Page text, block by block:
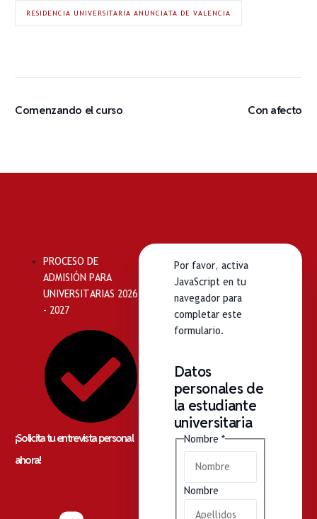
RESIDENCIA UNIVERSITARIA ANUNCIATA DE VALENCIA
Comenzando el curso Con afecto
PROCESO DE
ADMISIÓN PARA
UNIVERSITARIAS 2026
- 2027
¡Solicita tu entrevista personal
ahora!
Por favor, activa
JavaScript en tu
navegador para
completar este
formulario.
Datos
personales de
la estudiante
universitaria
Nombre *
Nombre